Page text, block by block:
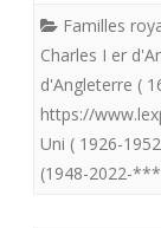
III
!
Familles
Charles I er
d'Angleterre (
https://
Uni ( 1926-
(1948-2022-